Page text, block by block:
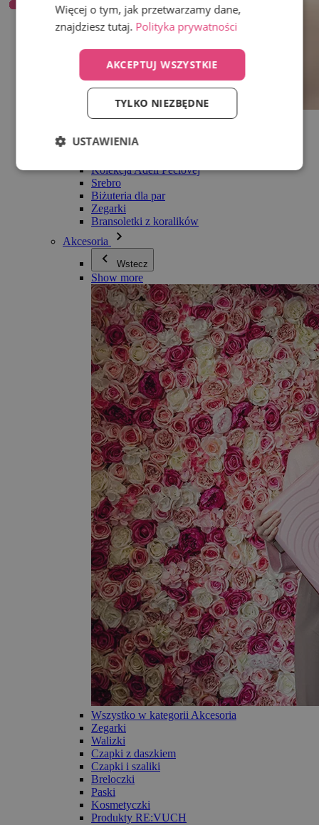
Wszystko w kategorii Biżuteria
Bransoletki
Kolekcja Adéli Pečlovej
Srebro
Biżuteria dla par
Zegarki
Bransoletki z koralików
Akcesoria
Wstecz
Show more
Wszystko w kategorii Akcesoria
Zegarki
Walizki
Czapki z daszkiem
Czapki i szaliki
Breloczki
Paski
Kosmetyczki
Produkty RE:VUCH
Więcej o tym, jak przetwarzamy dane,
znajdziesz tutaj. Polityka prywatności
AKCEPTUJ WSZYSTKIE
TYLKO NIEZBĘDNE
USTAWIENIA